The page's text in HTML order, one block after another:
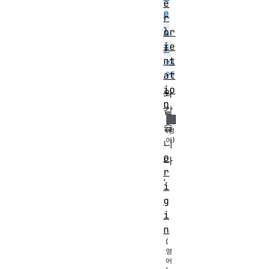
e
l
f
와
같
습
니
다
.
e
r
or
ie
nt
at
io
n
o
r
i
g
i
n